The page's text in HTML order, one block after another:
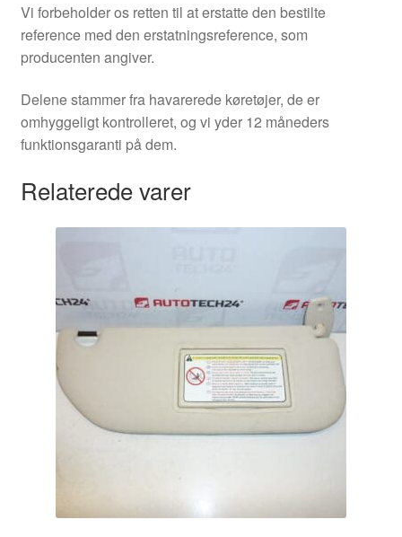
Vi forbeholder os retten til at erstatte den bestilte
reference med den erstatningsreference, som
producenten angiver.
Delene stammer fra havarerede køretøjer, de er
omhyggeligt kontrolleret, og vi yder 12 måneders
funktionsgaranti på dem.
Relaterede varer